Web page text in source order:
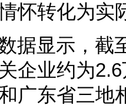
怀转化为实
据显示，截
企业约为
广东省三地